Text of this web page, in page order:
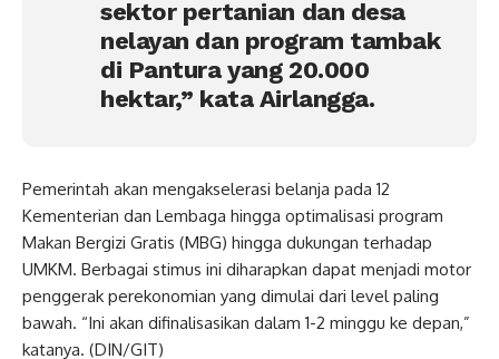
sektor pertanian dan desa
nelayan dan program tambak
di Pantura yang 20.000
hektar,” kata Airlangga.
Pemerintah akan mengakselerasi belanja pada 12
Kementerian dan Lembaga hingga optimalisasi program
Makan Bergizi Gratis (MBG) hingga dukungan terhadap
UMKM. Berbagai stimus ini diharapkan dapat menjadi motor
penggerak perekonomian yang dimulai dari level paling
bawah. “Ini akan difinalisasikan dalam 1-2 minggu ke depan,”
katanya. (DIN/GIT)